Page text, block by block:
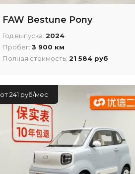
FAW Bestune Pony
Год выпуска: 2024
Пробег: 3 900 км
Полная стоимость: 21 584 руб
от 241 руб/мес